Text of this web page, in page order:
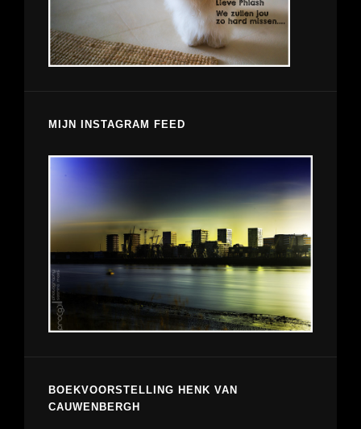
MIJN INSTAGRAM FEED
BOEKVOORSTELLING HENK VAN
CAUWENBERGH